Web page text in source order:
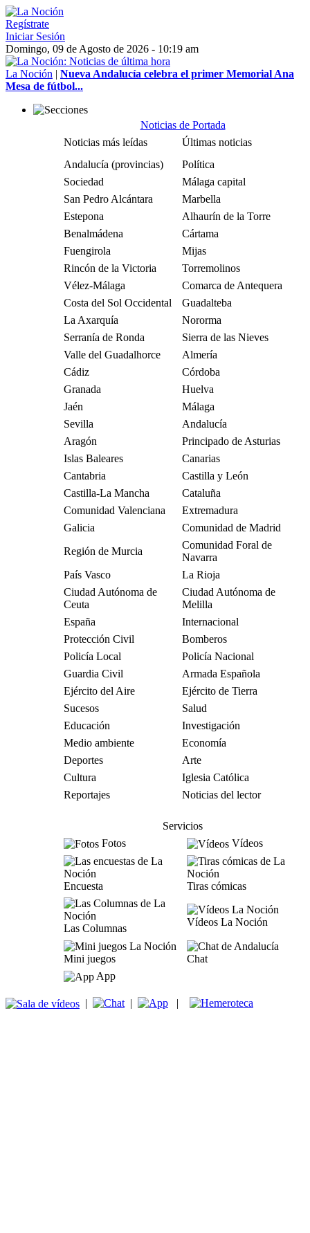
Regístrate
Iniciar Sesión
Domingo, 09 de Agosto de 2026 - 10:19 am
La Noción | Nueva Andalucía celebra el primer Memorial Ana
Mesa de fútbol...
Noticias de Portada
Noticias más leídas
Últimas noticias
Andalucía (provincias)
Política
Sociedad
Málaga capital
San Pedro Alcántara
Marbella
Estepona
Alhaurín de la Torre
Benalmádena
Cártama
Fuengirola
Mijas
Rincón de la Victoria
Torremolinos
Vélez-Málaga
Comarca de Antequera
Costa del Sol Occidental
Guadalteba
La Axarquía
Nororma
Serranía de Ronda
Sierra de las Nieves
Valle del Guadalhorce
Almería
Cádiz
Córdoba
Granada
Huelva
Jaén
Málaga
Sevilla
Andalucía
Aragón
Principado de Asturias
Islas Baleares
Canarias
Cantabria
Castilla y León
Castilla-La Mancha
Cataluña
Comunidad Valenciana
Extremadura
Galicia
Comunidad de Madrid
Región de Murcia
Comunidad Foral de
Navarra
País Vasco
La Rioja
Ciudad Autónoma de
Ceuta
Ciudad Autónoma de
Melilla
España
Internacional
Protección Civil
Bomberos
Policía Local
Policía Nacional
Guardia Civil
Armada Española
Ejército del Aire
Ejército de Tierra
Sucesos
Salud
Educación
Investigación
Medio ambiente
Economía
Deportes
Arte
Cultura
Iglesia Católica
Reportajes
Noticias del lector
Servicios
Fotos
Vídeos
Encuesta Tiras cómicas
Las Columnas
Vídeos La Noción
Mini juegos
Chat
App
| | |